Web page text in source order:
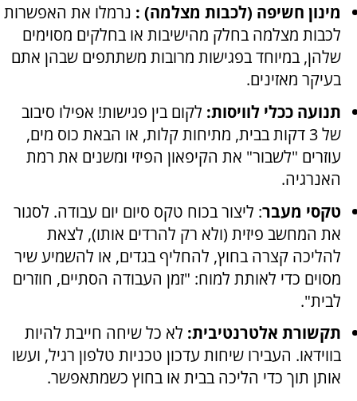
מינון חשיפה (לכבות מצלמה) : נרמלו את האפשרות
לכבות מצלמה בחלק מהישיבות או בחלקים מסוימים
שלהן, במיוחד בפגישות מרובות משתתפים שבהן אתם
בעיקר מאזינים.
תנועה ככלי לוויסות: לקום בין פגישות! אפילו סיבוב
של 3 דקות בבית, מתיחות קלות, או הבאת כוס מים,
עוזרים "לשבור" את הקיפאון הפיזי ומשנים את רמת
האנרגיה.
טקסי מעבר: ליצור בכוח טקס סיום יום עבודה. לסגור
את המחשב פיזית (ולא רק להרדים אותו), לצאת
להליכה קצרה בחוץ, להחליף בגדים, או להשמיע שיר
מסוים כדי לאותת למוח: "זמן העבודה הסתיים, חוזרים
לבית".
תקשורת אלטרנטיבית: לא כל שיחה חייבת להיות
בווידאו. העבירו שיחות עדכון טכניות טלפון רגיל, ועשו
אותן תוך כדי הליכה בבית או בחוץ כשמתאפשר.